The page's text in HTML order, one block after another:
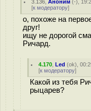
3.136 ,Аноним (-),
[к модератору]
о, похоже на
друг!
ищу не дорогой
Ричард.
4.170 ,Led (ok),
[к модератору]
Какой из тебя
рыцарев?